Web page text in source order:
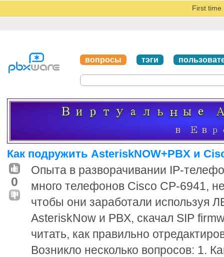
First time
вопросы тэги
Как подружить AsteriskNOW+PBX и
0
Опыта в разворачивании IP-
много телефонов Cisco CP-6941,
чтобы они заработали используя
AsteriskNow и PBX, скачал SIP
читать, как правильно
Возникло несколько вопросов: 1.